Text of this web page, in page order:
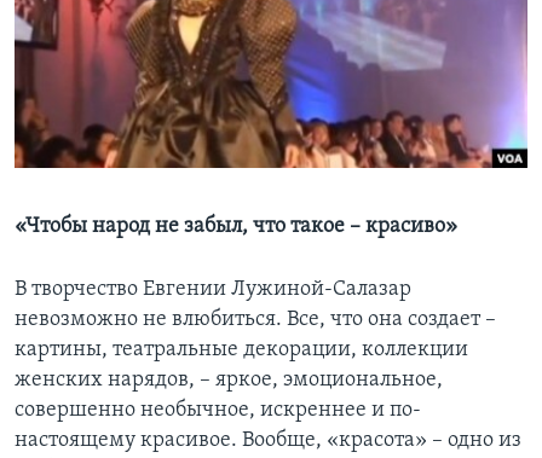
Learning English
СОЦИАЛЬНЫЕ СЕТИ
Языки
«Чтобы народ не забыл, что такое – красиво»
В творчество Евгении Лужиной-Салазар
невозможно не влюбиться. Все, что она создает –
картины, театральные декорации, коллекции
женских нарядов, – яркое, эмоциональное,
совершенно необычное, искреннее и по-
настоящему красивое. Вообще, «красота» – одно из